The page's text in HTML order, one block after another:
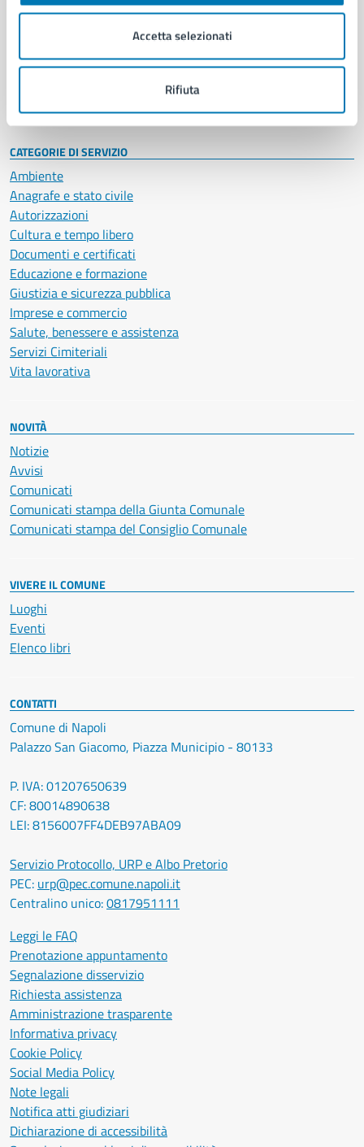
Accetta selezionati
Rifiuta
Enti e fondazioni
Personale amministrativo
Intranet, posta aziendale e protocollo
CATEGORIE DI SERVIZIO
Ambiente
Anagrafe e stato civile
Autorizzazioni
Cultura e tempo libero
Documenti e certificati
Educazione e formazione
Giustizia e sicurezza pubblica
Imprese e commercio
Salute, benessere e assistenza
Servizi Cimiteriali
Vita lavorativa
NOVITÀ
Notizie
Avvisi
Comunicati
Comunicati stampa della Giunta Comunale
Comunicati stampa del Consiglio Comunale
VIVERE IL COMUNE
Luoghi
Eventi
Elenco libri
CONTATTI
Comune di Napoli
Palazzo San Giacomo, Piazza Municipio - 80133
P. IVA: 01207650639
CF: 80014890638
LEI: 8156007FF4DEB97ABA09
Servizio Protocollo, URP e Albo Pretorio
PEC: urp@pec.comune.napoli.it
Centralino unico:0817951111
Leggi le FAQ
Prenotazione appuntamento
Segnalazione disservizio
Richiesta assistenza
Amministrazione trasparente
Informativa privacy
Cookie Policy
Social Media Policy
Note legali
Notifica atti giudiziari
Dichiarazione di accessibilità